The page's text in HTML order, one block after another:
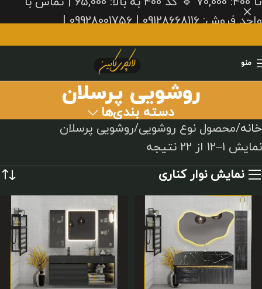
منو
روشویی پرسلان
دسته بندی‌ها
خانه محصول نوع روشویی روشویی پرسلان
نمایش 1–12 از 22 نتیجه
نمایش نوار کناری
واحد فروش: 09128668116 | 09928001756 |